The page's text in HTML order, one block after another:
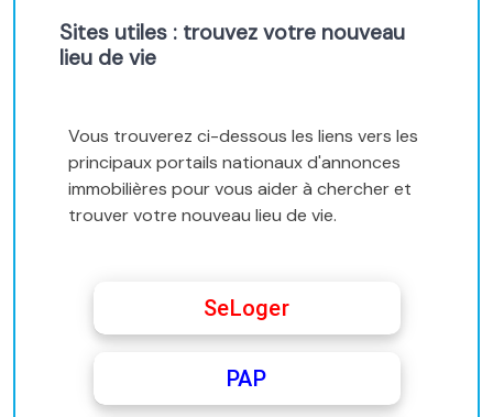
Sites utiles : trouvez votre nouveau
lieu de vie
Vous trouverez ci-dessous les liens vers les
principaux portails nationaux d'annonces
immobilières pour vous aider à chercher et
trouver votre nouveau lieu de vie.
SeLoger
PAP